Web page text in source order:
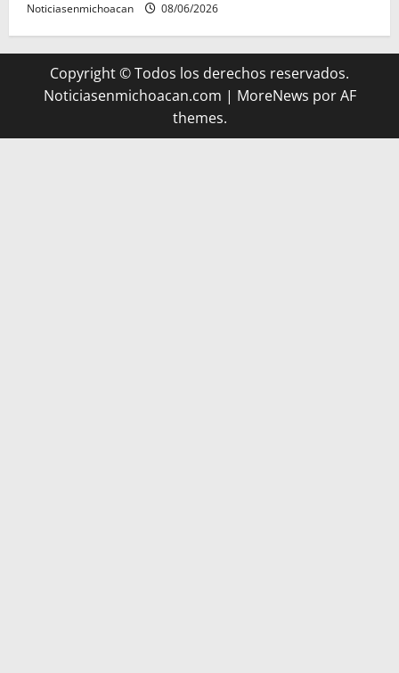
Noticiasenmichoacan 08/06/2026
Copyright © Todos los derechos reservados.
Noticiasenmichoacan.com | MoreNews por AF
themes.